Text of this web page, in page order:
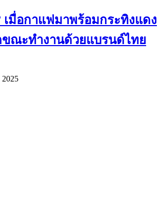
เมื่อกาแฟมาพร้อมกระทิงแดง
ณะทำงานด้วยแบรนด์ไทย
2025